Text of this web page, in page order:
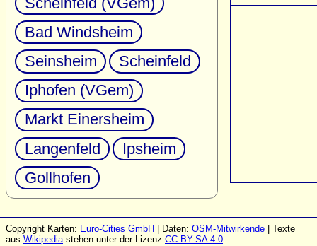
Bad Windsheim
Seinsheim
Scheinfeld
Iphofen (VGem)
Markt Einersheim
Langenfeld
Ipsheim
Gollhofen
Copyright Karten: Euro-Cities GmbH | Daten: OSM-Mitwirkende | Texte
aus Wikipediastehen unter der Lizenz CC-BY-SA 4.0